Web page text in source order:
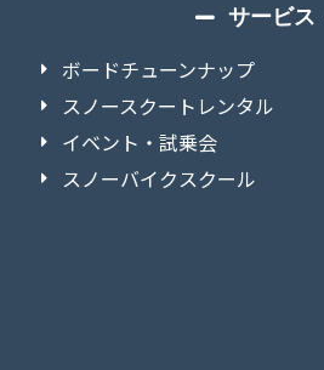
サービス
ボードチューンナップ
スノースクートレンタル
イベント・試乗会
スノーバイクスクール